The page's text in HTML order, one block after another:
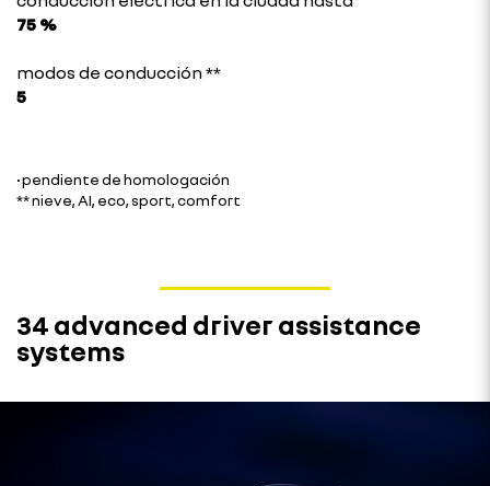
75 %
modos de conducción **
5
• pendiente de homologación
** nieve, AI, eco, sport, comfort
34 advanced driver assistance
systems